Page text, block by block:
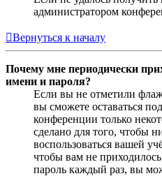
администратором
Вернуться к началу
Почему мне периодически
имени и пароля?
Если вы не отметили
вы сможете оставаться
конференции только
сделано для того, чтобы
воспользоваться вашей
чтобы вам не
пароль каждый раз, вы